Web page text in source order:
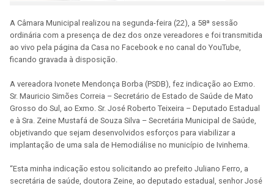
A Câmara Municipal realizou na segunda-feira (22), a 58ª sessão
ordinária com a presença de dez dos onze vereadores e foi transmitida
ao vivo pela página da Casa no Facebook e no canal do YouTube,
ficando gravada à disposição.
A vereadora Ivonete Mendonça Borba (PSDB), fez indicação ao Exmo.
Sr. Mauricio Simões Correia – Secretário de Estado de Saúde de Mato
Grosso do Sul, ao Exmo. Sr. José Roberto Teixeira – Deputado Estadual
e à Sra. Zeine Mustafá de Souza Silva – Secretária Municipal de Saúde,
objetivando que sejam desenvolvidos esforços para viabilizar a
implantação de uma sala de Hemodiálise no município de Ivinhema.
“Esta minha indicação estou solicitando ao prefeito Juliano Ferro, a
secretária de saúde, doutora Zeine, ao deputado estadual, senhor José